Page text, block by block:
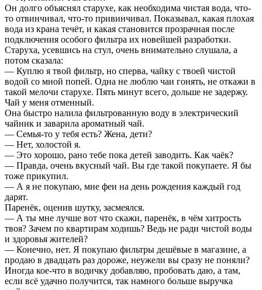
Он долго объяснял старухе, как необходима чистая вода, что-
то отвинчивал, что-то привинчивал. Показывал, какая плохая
вода из крана течёт, и какая становится прозрачная после
подключения особого фильтра их новейшей разработки.
Старуха, усевшись на стул, очень внимательно слушала, а
потом сказала:
— Куплю я твой фильтр, но сперва, чайку с твоей чистой
водой со мной попей. Одна не люблю чаи гонять, не откажи в
такой мелочи старухе. Пять минут всего, дольше не задержу.
Чай у меня отменный.
Она быстро налила фильтрованную воду в электрический
чайник и заварила ароматный чай.
— Семья-то у тебя есть? Жена, дети?
— Нет, холостой я.
— Это хорошо, рано тебе пока детей заводить. Как чаёк?
— Правда, очень вкусный чай. Вы где такой покупаете. Я бы
тоже прикупил.
— А я не покупаю, мне феи на день рождения каждый год
дарят.
Паренёк, оценив шутку, засмеялся.
— А ты мне лучше вот что скажи, паренёк, в чём хитрость
твоя? Зачем по квартирам ходишь? Ведь не ради чистой воды
и здоровья жителей?
— Конечно, нет. Я покупаю фильтры дешёвые в магазине, а
продаю в двадцать раз дороже, неужели вы сразу не поняли?
Иногда кое-что в водичку добавляю, пробовать даю, а там,
если всё удачно получится, так намного больше выручка